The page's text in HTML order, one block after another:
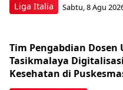
Liga Italia Sabtu, 8 Agu
Tim Pengabdian Dosen
Tasikmalaya
Kesehatan di